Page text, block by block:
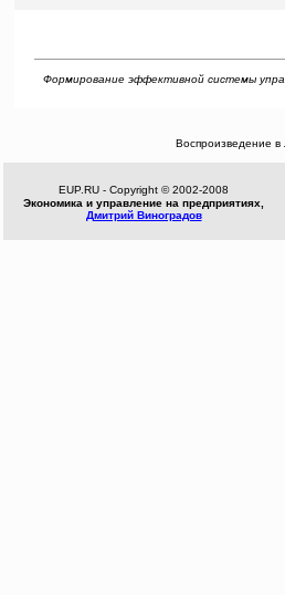
Формирование эффективной системы
Воспроизведение в
EUP.RU - Copyright © 2002-2008
Экономика и управление на предприятиях,
Дмитрий Виноградов